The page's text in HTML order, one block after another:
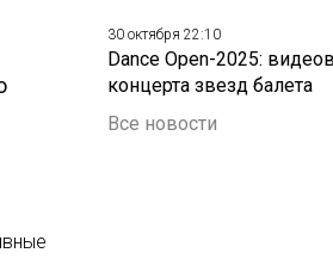
30 октября 22:10
Dance Open-2025:
концерта звезд балета
Все новости